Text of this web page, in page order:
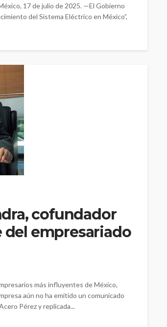
17 de julio de 2025. —El Gobierno
del Sistema Eléctrico en México”,
cofundador
del empresariado
más influyentes de México,
aún no ha emitido un comunicado
Pérez y replicada...